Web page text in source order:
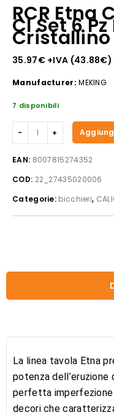
RCR Etna
Cl Set 6
Cristallino
35.97€+IVA (43.88€)
Manufacturer: MEKING
7 disponibili
RCR
Etna
Calice
28
Cl
EAN: 8007815274352
COD: 22_27435020006
Categorie: bicchieri,
La linea tavola Etna
potenza dell’eruzione
perfetta
decori che